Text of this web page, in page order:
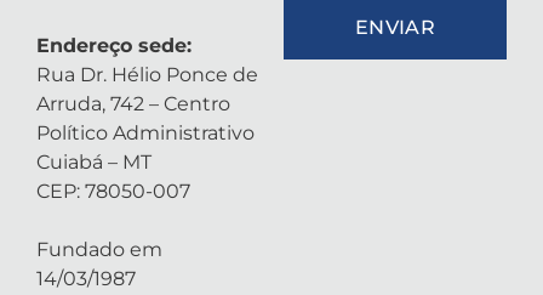
Endereço sede:
Rua Dr. Hélio Ponce de
Arruda, 742 – Centro
Político Administrativo
Cuiabá – MT
CEP: 78050-007
Fundado em
14/03/1987
ENVIAR